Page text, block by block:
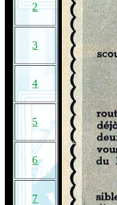
2
3
4
5
6
7